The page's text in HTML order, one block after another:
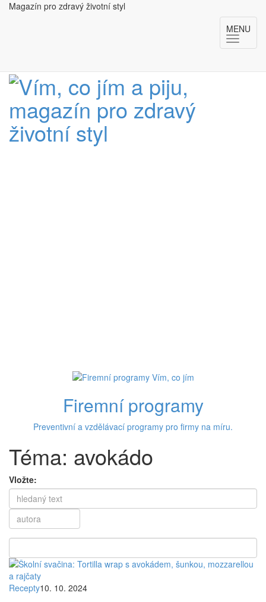
Magazín pro zdravý životní styl
MENU
Firemní programy
Preventivní a vzdělávací programy pro firmy na míru.
Téma: avokádo
Vložte:
Recepty10. 10. 2024